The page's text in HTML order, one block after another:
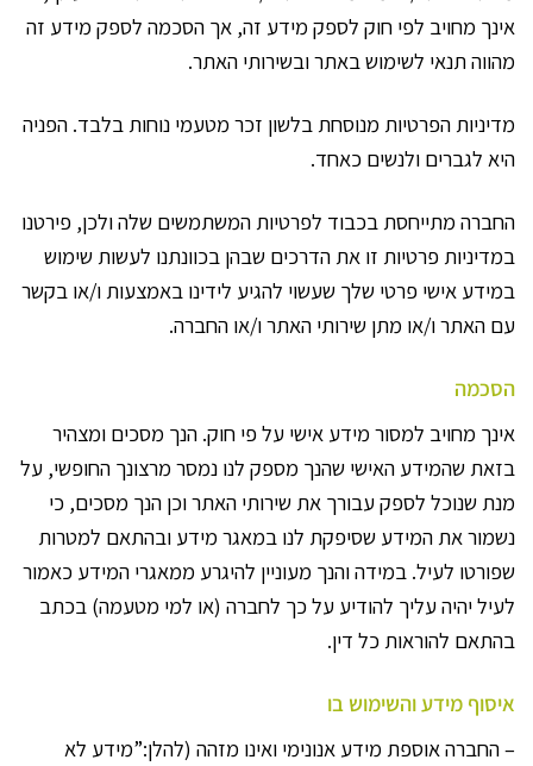
אינך מחויב לפי חוק לספק מידע זה, אך הסכמה לספק מידע זה
מהווה תנאי לשימוש באתר ובשירותי האתר.
מדיניות הפרטיות מנוסחת בלשון זכר מטעמי נוחות בלבד. הפניה
היא לגברים ולנשים כאחד.
החברה מתייחסת בכבוד לפרטיות המשתמשים שלה ולכן, פירטנו
במדיניות פרטיות זו את הדרכים שבהן בכוונתנו לעשות שימוש
במידע אישי פרטי שלך שעשוי להגיע לידינו באמצעות ו/או בקשר
עם האתר ו/או מתן שירותי האתר ו/או החברה.
הסכמה
אינך מחויב למסור מידע אישי על פי חוק. הנך מסכים ומצהיר
בזאת שהמידע האישי שהנך מספק לנו נמסר מרצונך החופשי, על
מנת שנוכל לספק עבורך את שירותי האתר וכן הנך מסכים, כי
נשמור את המידע שסיפקת לנו במאגר מידע ובהתאם למטרות
שפורטו לעיל. במידה והנך מעוניין להיגרע ממאגרי המידע כאמור
לעיל יהיה עליך להודיע על כך לחברה (או למי מטעמה) בכתב
בהתאם להוראות כל דין.
איסוף מידע והשימוש בו
– החברה אוספת מידע אנונימי ואינו מזהה (להלן:”מידע לא